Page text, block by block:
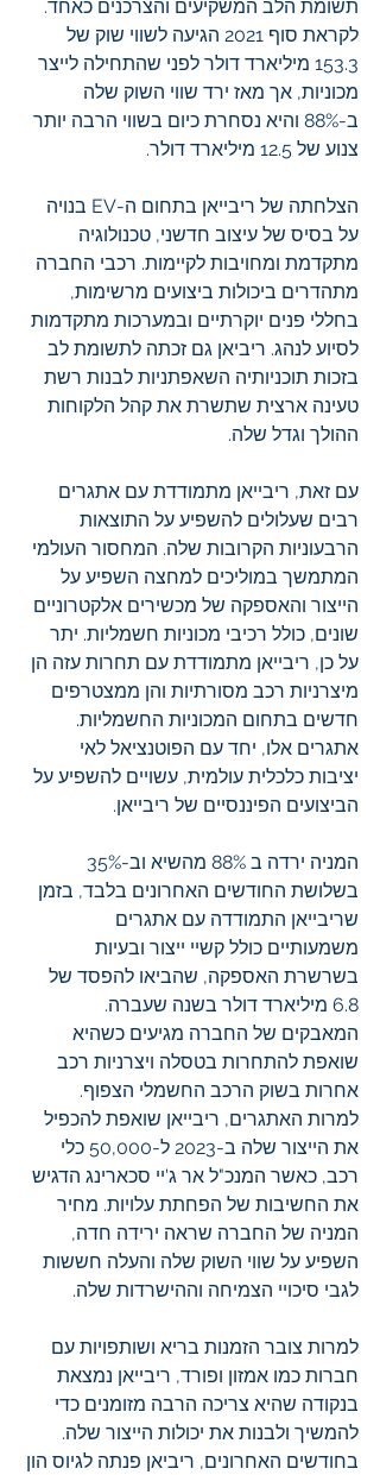
תשומת הלב המשקיעים והצרכנים כאחד.
לקראת סוף 2021 הגיעה לשווי שוק של
153.3 מיליארד דולר לפני שהתחילה לייצר
מכוניות, אך מאז ירד שווי השוק שלה
ב-88% והיא נסחרת כיום בשווי הרבה יותר
צנוע של 12.5 מיליארד דולר.
הצלחתה של ריבייאן בתחום ה-EV בנויה
על בסיס של עיצוב חדשני, טכנולוגיה
מתקדמת ומחויבות לקיימות. רכבי החברה
מתהדרים ביכולות ביצועים מרשימות,
בחללי פנים יוקרתיים ובמערכות מתקדמות
לסיוע לנהג. ריביאן גם זכתה לתשומת לב
בזכות תוכניותיה השאפתניות לבנות רשת
טעינה ארצית שתשרת את קהל הלקוחות
ההולך וגדל שלה.
עם זאת, ריבייאן מתמודדת עם אתגרים
רבים שעלולים להשפיע על התוצאות
הרבעוניות הקרובות שלה. המחסור העולמי
המתמשך במוליכים למחצה השפיע על
הייצור והאספקה של מכשירים אלקטרוניים
שונים, כולל רכיבי מכוניות חשמליות. יתר
על כן, ריבייאן מתמודדת עם תחרות עזה הן
מיצרניות רכב מסורתיות והן ממצטרפים
חדשים בתחום המכוניות החשמליות.
אתגרים אלו, יחד עם הפוטנציאל לאי
יציבות כלכלית עולמית, עשויים להשפיע על
הביצועים הפיננסיים של ריבייאן.
בשלושת החודשים האחרונים בלבד, בזמן
שריבייאן התמודדה עם אתגרים
משמעותיים כולל קשיי ייצור ובעיות
בשרשרת האספקה, שהביאו להפסד של
6.8 מיליארד דולר בשנה שעברה.
המאבקים של החברה מגיעים כשהיא
שואפת להתחרות בטסלה ויצרניות רכב
אחרות בשוק הרכב החשמלי הצפוף.
למרות האתגרים, ריבייאן שואפת להכפיל
את הייצור שלה ב-2023 ל-50,000 כלי
רכב, כאשר המנכ"ל אר ג'יי סכארינג הדגיש
את החשיבות של הפחתת עלויות. מחיר
המניה של החברה שראה ירידה חדה,
השפיע על שווי השוק שלה והעלה חששות
לגבי סיכויי הצמיחה וההישרדות שלה.
למרות צובר הזמנות בריא ושותפויות עם
חברות כמו אמזון ופורד, ריבייאן נמצאת
בנקודה שהיא צריכה הרבה מזומנים כדי
להמשיך ולבנות את יכולות הייצור שלה.
בחודשים האחרונים, ריביאן פנתה לגיוס הון